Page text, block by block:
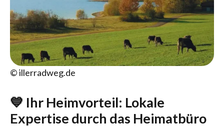
© illerradweg.de
💙 Ihr Heimvorteil: Lokale
Expertise durch das Heimatbüro